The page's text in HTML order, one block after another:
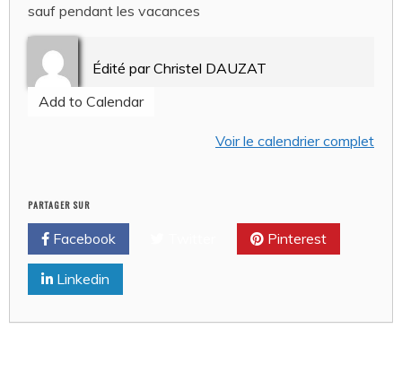
sauf pendant les vacances
Édité par Christel DAUZAT
Add to Calendar
Voir le calendrier complet
PARTAGER SUR
Facebook Pinterest
Linkedin